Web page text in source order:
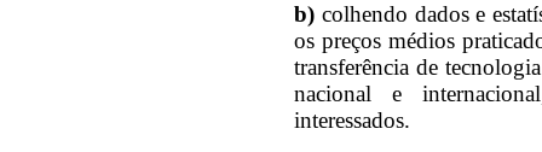
b) colhendo dados e
os preços médios
transferência de
nacional e
interessados.